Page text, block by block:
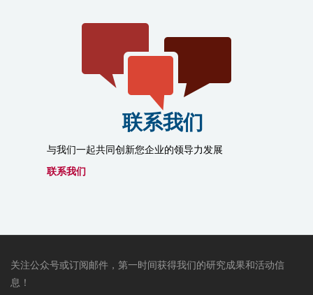
联系我们
与我们一起共同创新您企业的领导力发展
联系我们
关注公众号或订阅邮件，第一时间获得我们的研究成果和活动信
息！